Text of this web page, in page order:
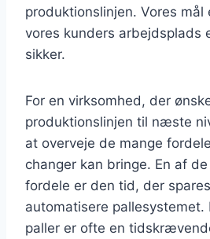
produktionslinjen. Vores mål
vores kunders arbejdsplads
sikker.
For en virksomhed, der
produktionslinjen til næste
at overveje de mange
changer kan bringe. En af
fordele er den tid, der
automatisere pallesystemet.
paller er ofte en